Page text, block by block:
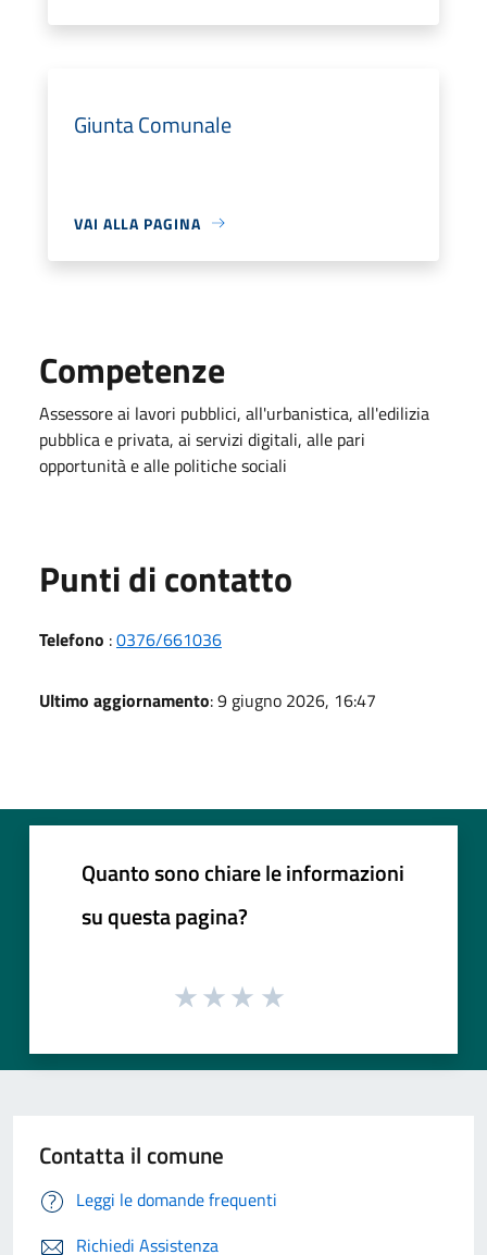
Giunta Comunale
VAI ALLA PAGINA
Competenze
Assessore ai lavori pubblici, all'urbanistica, all'edilizia
pubblica e privata, ai servizi digitali, alle pari
opportunità e alle politiche sociali
Punti di contatto
Telefono :0376/661036
Ultimo aggiornamento: 9 giugno 2026, 16:47
Quanto sono chiare le informazioni
su questa pagina?
Contatta il comune
Leggi le domande frequenti
Richiedi Assistenza